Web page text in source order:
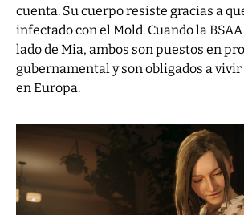
cuenta. Su cuerpo resiste gracias a
infectado con el Mold. Cuando la
lado de Mia, ambos son puestos en
gubernamental y son obligados a vivir
en Europa.